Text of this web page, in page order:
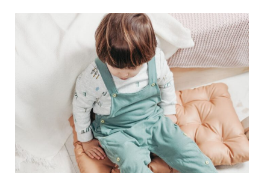
Es wurden vier Prezi-Reihen zu
unterschiedlichen Themen veröffentlicht:
Mit Kindern sprechen – aber wie?
Mittagsschlaf für alle?
Veränderungsprozesse mit Kindern
gestalten